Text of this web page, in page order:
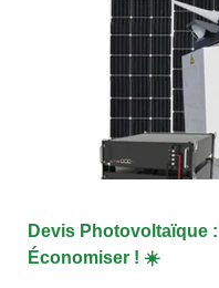
Devis Photovoltaïque
Économiser ! ☀️